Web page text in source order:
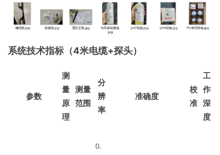
系统技术指标（4米电缆+探头）
参数
测
量
原
理
测量
范围
分
辨
率
准确度
校
准
工
作
深
度
0.